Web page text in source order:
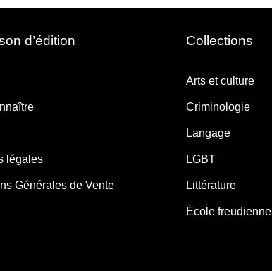
d’édition
légales
Générales de Vente
Collections
Arts et culture
Criminologie
Langage
LGBT
Littérature
École freudienne